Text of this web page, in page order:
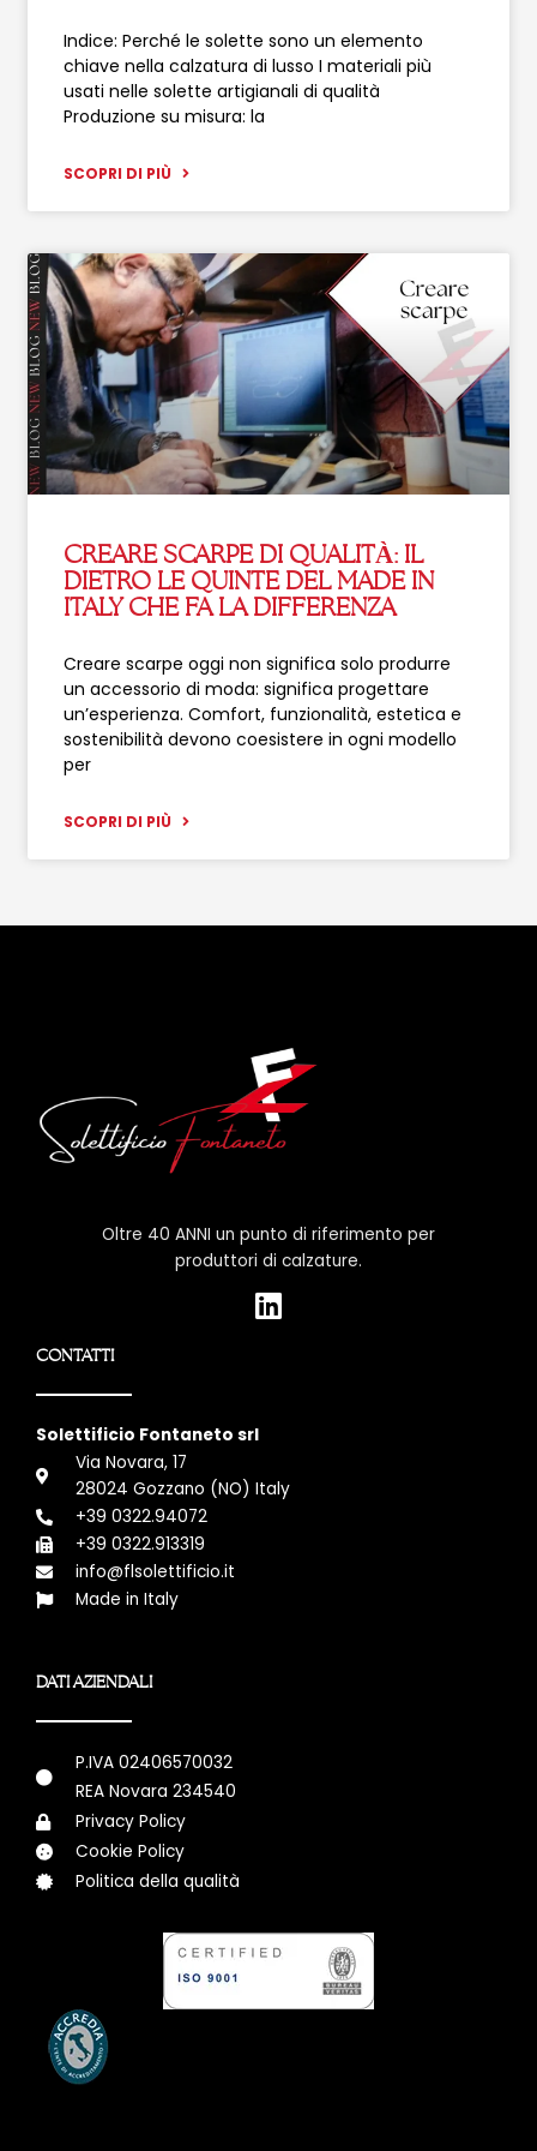
Indice: Perché le solette sono un elemento
chiave nella calzatura di lusso I materiali più
usati nelle solette artigianali di qualità
Produzione su misura: la
SCOPRI DI PIÙ
CREARE SCARPE DI QUALITÀ: IL
DIETRO LE QUINTE DEL MADE IN
ITALY CHE FA LA DIFFERENZA
Creare scarpe oggi non significa solo produrre
un accessorio di moda: significa progettare
un’esperienza. Comfort, funzionalità, estetica e
sostenibilità devono coesistere in ogni modello
per
SCOPRI DI PIÙ
Oltre 40 ANNI un punto di riferimento per
produttori di calzature.
L
i
n
CONTATTI
Solettificio Fontaneto srl
Via Novara, 17
28024 Gozzano (NO) Italy
+39 0322.94072
+39 0322.913319
info@flsolettificio.it
Made in Italy
DATI AZIENDALI
P.IVA 02406570032
REA Novara 234540
Privacy Policy
Cookie Policy
Politica della qualità